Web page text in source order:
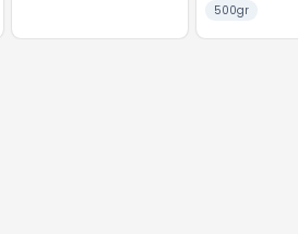
500gr